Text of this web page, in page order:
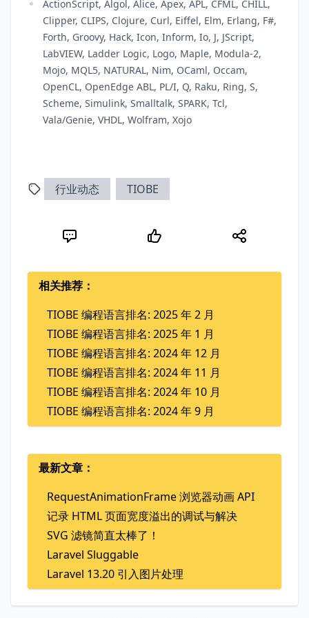
ActionScript, Algol, Alice, Apex, APL, CFML, CHILL,
Clipper, CLIPS, Clojure, Curl, Eiffel, Elm, Erlang, F#,
Forth, Groovy, Hack, Icon, Inform, Io, J, JScript,
LabVIEW, Ladder Logic, Logo, Maple, Modula-2,
Mojo, MQL5, NATURAL, Nim, OCaml, Occam,
OpenCL, OpenEdge ABL, PL/I, Q, Raku, Ring, S,
Scheme, Simulink, Smalltalk, SPARK, Tcl,
Vala/Genie, VHDL, Wolfram, Xojo
行业动态 TIOBE
相关推荐：
TIOBE 编程语言排名: 2025 年 2 月
TIOBE 编程语言排名: 2025 年 1 月
TIOBE 编程语言排名: 2024 年 12 月
TIOBE 编程语言排名: 2024 年 11 月
TIOBE 编程语言排名: 2024 年 10 月
TIOBE 编程语言排名: 2024 年 9 月
最新文章：
RequestAnimationFrame 浏览器动画 API
记录 HTML 页面宽度溢出的调试与解决
SVG 滤镜简直太棒了！
Laravel Sluggable
Laravel 13.20 引入图片处理